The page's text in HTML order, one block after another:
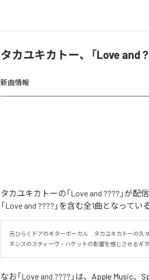
タカユキカトー、「Love and
新曲情報
タカユキカトーの「Love and ????」が
「Love and ????」を含む全1曲となっている
元ひらくドアのギターボーカル　タカユキカトーの久
ネシスのスティーヴ・ハケットの影響を感じさせるギ
なお「Love and ???? 」は、 Apple Music、